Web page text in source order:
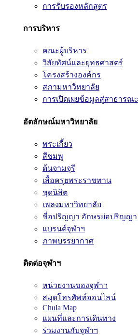
การรับรองหลักสูตร
การบริหาร
คณะผู้บริหาร
วิสัยทัศน์และยุทธศาสตร์
โครงสร้างองค์กร
สภามหาวิทยาลัย
การเปิดเผยข้อมูลสู่สาธารณะ
อัตลักษณ์มหาวิทยาลัย
พระเกี้ยว
สีชมพู
ต้นจามจุรี
เสื้อครุยพระราชทาน
ชุดนิสิต
เพลงมหาวิทยาลัย
ชื่อปริญญา อักษรย่อปริญญา
แบรนด์จุฬาฯ
ภาพบรรยากาศ
ติดต่อจุฬาฯ
หน่วยงานของจุฬาฯ
สมุดโทรศัพท์ออนไลน์
Chula Map
แผนที่และการเดินทาง
ร่วมงานกับจุฬาฯ